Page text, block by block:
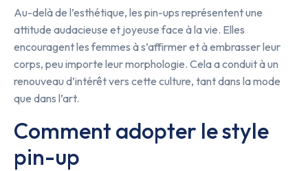
Au-delà de l’esthétique, les pin-ups représentent une
attitude audacieuse et joyeuse face à la vie. Elles
encouragent les femmes à s’affirmer et à embrasser leur
corps, peu importe leur morphologie. Cela a conduit à un
renouveau d’intérêt vers cette culture, tant dans la mode
que dans l’art.
Comment adopter le style
pin-up